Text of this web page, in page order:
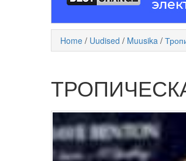
Home / Uudised / Muusika /